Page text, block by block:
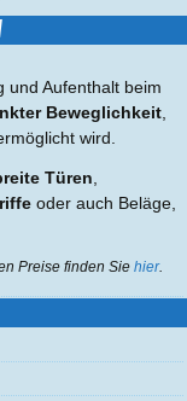
und Aufenthalt beim
Beweglichkeit
wird.
Türen
oder auch Beläge,
Preise finden Sie hier.